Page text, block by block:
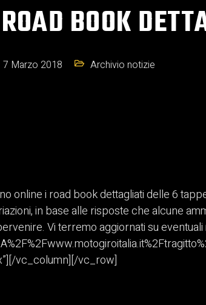
BOOK
7 Marzo 2018 Archivio notizie
online i road book dettagliati delle 6
in base alle risposte che alcune
Vi terremo aggiornati su
vc_column][/vc_row]